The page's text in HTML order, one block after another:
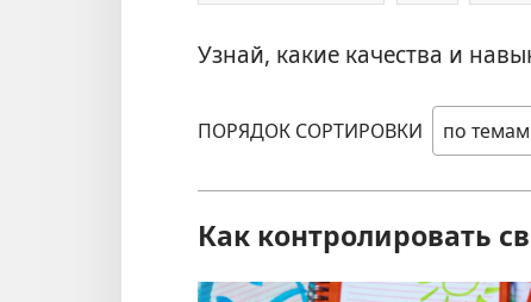
Узнай, какие качества и
ПОРЯДОК СОРТИРОВКИ
Как контролировать